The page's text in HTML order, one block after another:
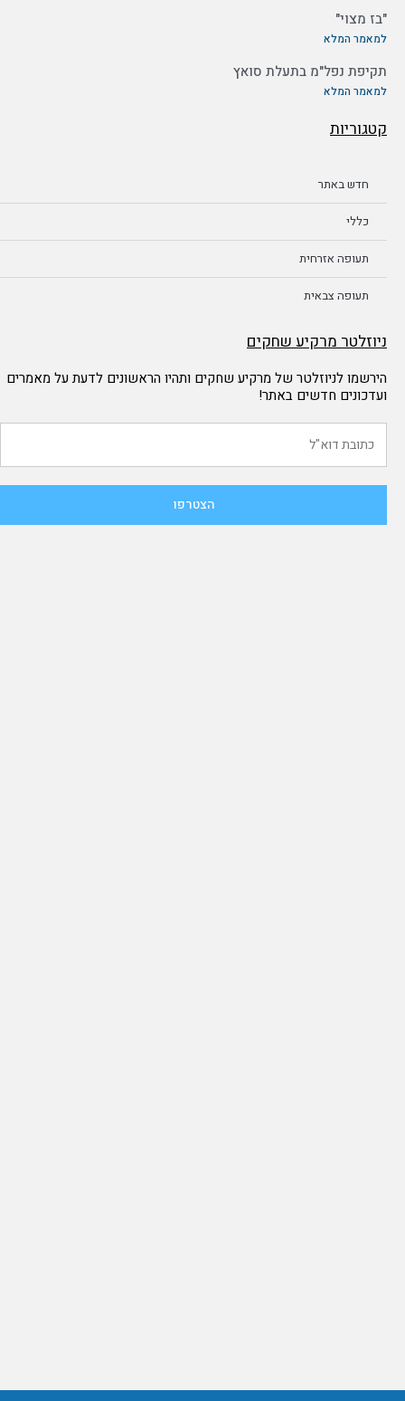
"בז מצוי"
למאמר המלא
תקיפת נפל"מ בתעלת סואץ
למאמר המלא
קטגוריות
חדש באתר
כללי
תעופה אזרחית
תעופה צבאית
ניוזלטר מרקיע שחקים
הירשמו לניוזלטר של מרקיע שחקים ותהיו הראשונים לדעת על מאמרים
ועדכונים חדשים באתר!